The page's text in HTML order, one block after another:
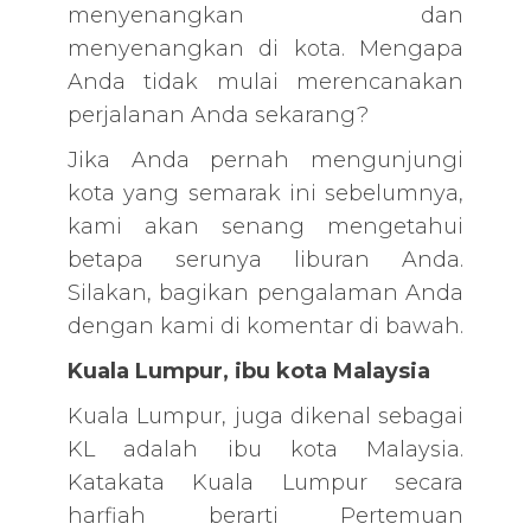
menyenangkan dan
menyenangkan di kota. Mengapa
Anda tidak mulai merencanakan
perjalanan Anda sekarang?
Jika Anda pernah mengunjungi
kota yang semarak ini sebelumnya,
kami akan senang mengetahui
betapa serunya liburan Anda.
Silakan, bagikan pengalaman Anda
dengan kami di komentar di bawah.
Kuala Lumpur, ibu kota Malaysia
Kuala Lumpur, juga dikenal sebagai
KL adalah ibu kota Malaysia.
Katakata Kuala Lumpur secara
harfiah berarti Pertemuan